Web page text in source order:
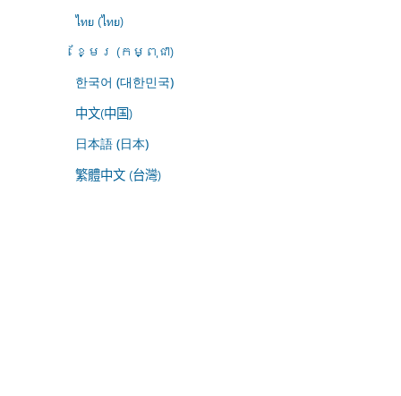
ไทย (ไทย)
ខ្មែរ (កម្ពុជា)
한국어 (대한민국)
中文(中国)
日本語 (日本)
繁體中文 (台灣)